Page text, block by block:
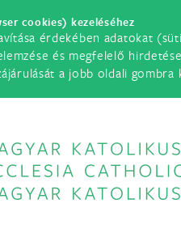
cookies) kezeléséhez
érdekében adatokat
és megfelelő
a jobb oldali gombra